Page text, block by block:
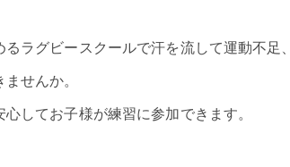
ラグビースクールで汗を流して運動不足、
せんか。
してお子様が練習に参加できます。